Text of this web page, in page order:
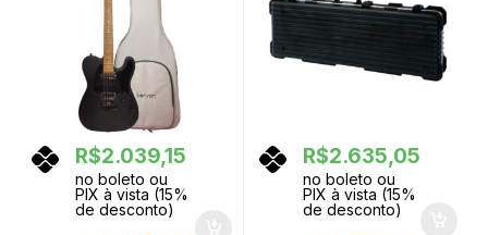
R$2.039,15
no boleto ou
PIX à vista (15%
de desconto)
R$2.635,05
no boleto ou
PIX à vista (15%
de desconto)